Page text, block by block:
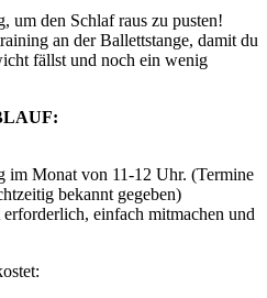
um den Schlaf raus zu pusten!
an der Ballettstange, damit du
fällst und noch ein wenig
im Monat von 11-12 Uhr. (Termine
bekannt gegeben)
erforderlich, einfach mitmachen und